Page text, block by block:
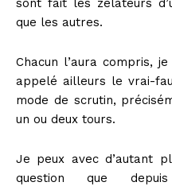
sont fait les zélateurs
que les autres.
Chacun l’aura compris,
appelé ailleurs le vrai-
mode de scrutin,
un ou deux tours.
Je peux avec d’autant
question que